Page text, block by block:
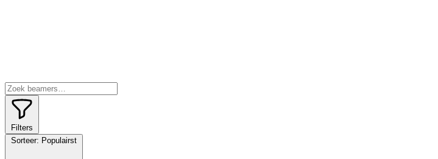
Filters
Sorteer: Populairst